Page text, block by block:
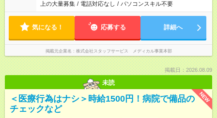
上の大量募集 / 電話対応なし / パソコンスキル不要
気になる！ 応募する 詳細へ
掲載元企業名 株式会社スタッフサービス メディカル事業本部
掲載日：2026.08.09
未読
NEW
＜医療行為はナシ＞時給1500円！病院で備品の
チェックなど